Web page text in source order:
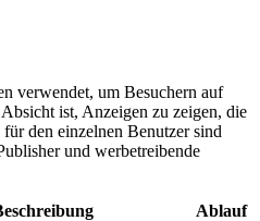
verwendet, um Besuchern auf
ist, Anzeigen zu zeigen, die
den einzelnen Benutzer sind
und werbetreibende
Ablauf